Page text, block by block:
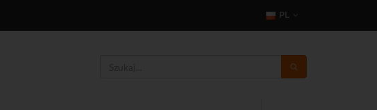
PL